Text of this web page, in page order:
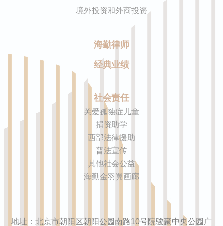
境外投资和外商投资
海勤律师
经典业绩
社会责任
关爱孤独症儿童
捐资助学
西部法律援助
普法宣传
其他社会公益
海勤金羽翼画廊
地址：北京市朝阳区朝阳公园南路10号院骏豪中央公园广